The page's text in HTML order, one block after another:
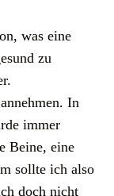
was eine
zu
In
immer
Beine, eine
sollte ich also
doch nicht